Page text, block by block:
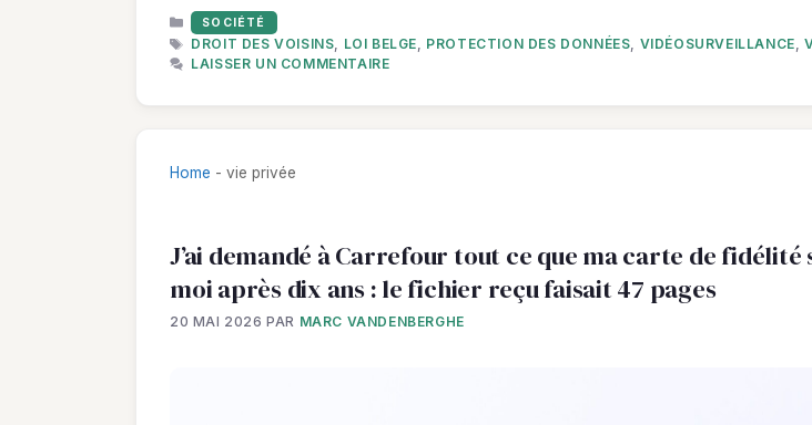
CATÉGORIES
SOCIÉTÉ
ÉTIQUETTES
DROIT DES VOISINS, LOI BELGE, PROTECTION DES DONNÉES, VIDÉOSURVEILLANCE,
LAISSER UN COMMENTAIRE
Home - vie privée
J’ai demandé à Carrefour tout ce que ma carte de fidélité
moi après dix ans : le fichier reçu faisait 47 pages
20 MAI 2026 PAR MARC VANDENBERGHE